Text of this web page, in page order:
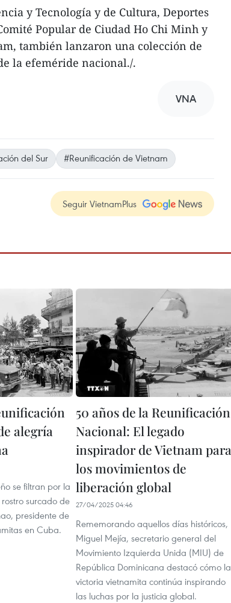
y Tecnología y de Cultura, Deportes
Popular de Ciudad Ho Chi Minh y
también lanzaron una colección de
la efeméride nacional./.
VNA
del Sur #Reunificación de Vietnam
Seguir VietnamPlus
alegría
se filtran por la
surcado de
presidente de
en Cuba.
50 años de la Reunificación
Nacional: El legado
inspirador de Vietnam para
los movimientos de
liberación global
27/04/2025 04:46
Rememorando aquellos días históricos,
Miguel Mejía, secretario general del
Movimiento Izquierda Unida (MIU) de
República Dominicana destacó cómo la
victoria vietnamita continúa inspirando
las luchas por la justicia global.